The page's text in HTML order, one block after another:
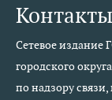
Контакты
Сетевое
городского
по надзору